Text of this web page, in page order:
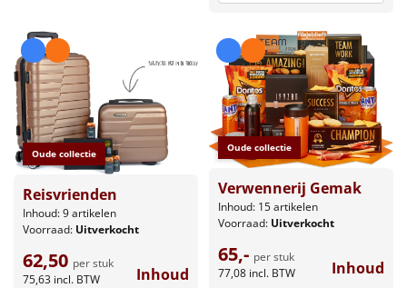
Oude collectie
Reisvrienden
Inhoud: 9 artikelen
Voorraad: Uitverkocht
62,50 per stuk
75,63 incl. BTW Inhoud
Oude collectie
Verwennerij Gemak
Inhoud: 15 artikelen
Voorraad: Uitverkocht
65,- per stuk
77,08 incl. BTW Inhoud